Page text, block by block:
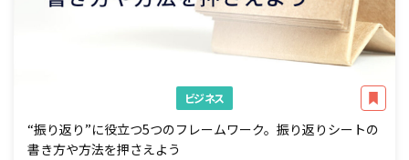
ビジネス
“振り返り”に役立つ5つのフレームワーク。振り返りシートの
書き方や方法を押さえよう